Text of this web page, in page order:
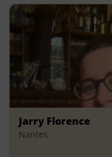
Jarry Florence
Nantes